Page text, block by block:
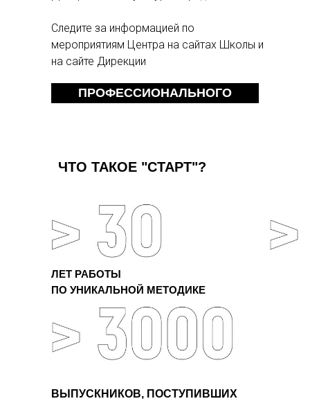
Следите за информацией по
мероприятиям Центра на сайтах Школы и
на сайте Дирекции
ПРОФЕССИОНАЛЬНОГО
ЧТО ТАКОЕ "СТАРТ"?
ЛЕТ РАБОТЫ
ПО УНИКАЛЬНОЙ МЕТОДИКЕ
ВЫПУСКНИКОВ, ПОСТУПИВШИХ